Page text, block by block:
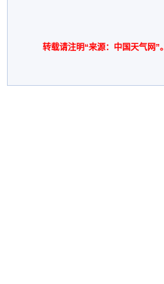
转载请注明“来源：中国天气网”。